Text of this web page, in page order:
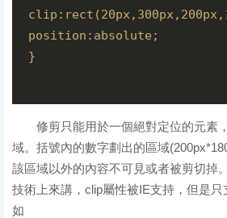
position:absolute;
}
修剪只能用於一個絕對定位的元素
域。括號內的數字劃出的區域
該區域以外的內容不可見或者被剪切掉。
技術上來講，clip屬性被IE支持，但是
如